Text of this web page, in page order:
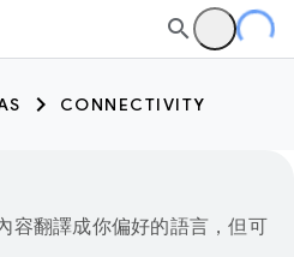
CONNECTIVITY
容翻譯成你偏好的語言，但可